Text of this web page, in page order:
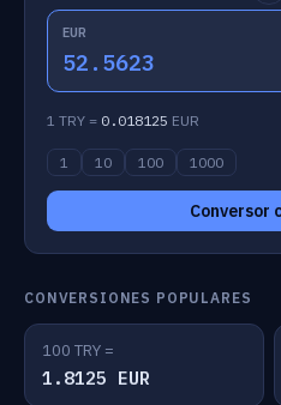
EUR
52.5623
1 TRY = 0.018125 EUR
1 10 100 1000
Conversor
CONVERSIONES POPULARES
100 TRY =
1.8125 EUR